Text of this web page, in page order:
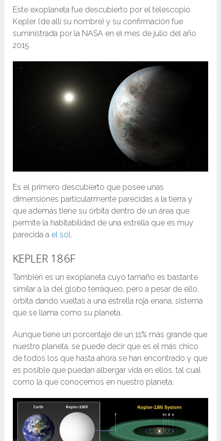
Este exoplaneta fue descubierto por el telescopio
Kepler (de allí su nombre) y su confirmación fue
suministrada por la NASA en el mes de julio del año
2015.
Es el primero descubierto que posee unas
dimensiones particularmente parecidas a la tierra y
que además tiene su órbita dentro de un área que
permite la habitabilidad de una estrella que es muy
parecida a el sol.
KEPLER 186F
También es un exoplaneta cuyo tamaño es bastante
similar a la del globo terráqueo, pero a pesar de ello,
órbita dando vueltas a una estrella roja enana, sistema
que se llama como su planeta.
Aunque tiene un porcentaje de un 11% más grande que
nuestro planeta, se puede decir que es el más chico
de todos los que hasta ahora se han encontrado y que
es posible que puedan albergar vida en ellos, tal cual
como la que conocemos en nuestro planeta.